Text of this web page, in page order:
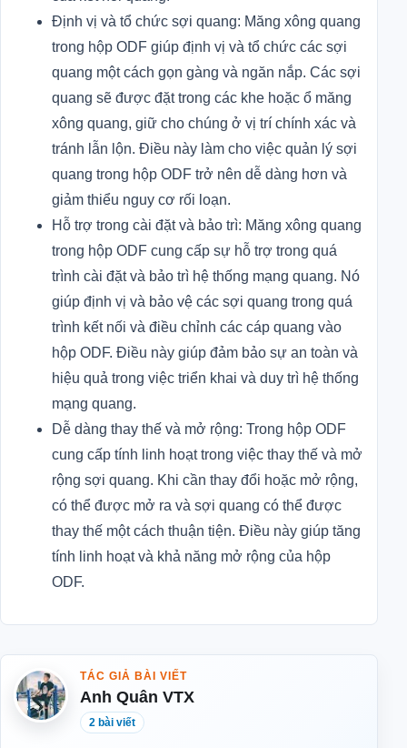
Định vị và tổ chức sợi quang: Măng xông quang
trong hộp ODF giúp định vị và tổ chức các sợi
quang một cách gọn gàng và ngăn nắp. Các sợi
quang sẽ được đặt trong các khe hoặc ổ măng
xông quang, giữ cho chúng ở vị trí chính xác và
tránh lẫn lộn. Điều này làm cho việc quản lý sợi
quang trong hộp ODF trở nên dễ dàng hơn và
giảm thiểu nguy cơ rối loạn.
Hỗ trợ trong cài đặt và bảo trì: Măng xông quang
trong hộp ODF cung cấp sự hỗ trợ trong quá
trình cài đặt và bảo trì hệ thống mạng quang. Nó
giúp định vị và bảo vệ các sợi quang trong quá
trình kết nối và điều chỉnh các cáp quang vào
hộp ODF. Điều này giúp đảm bảo sự an toàn và
hiệu quả trong việc triển khai và duy trì hệ thống
mạng quang.
Dễ dàng thay thế và mở rộng: Trong hộp ODF
cung cấp tính linh hoạt trong việc thay thế và mở
rộng sợi quang. Khi cần thay đổi hoặc mở rộng,
có thể được mở ra và sợi quang có thể được
thay thế một cách thuận tiện. Điều này giúp tăng
tính linh hoạt và khả năng mở rộng của hộp
ODF.
TÁC GIẢ BÀI VIẾT
Anh Quân VTX
2 bài viết